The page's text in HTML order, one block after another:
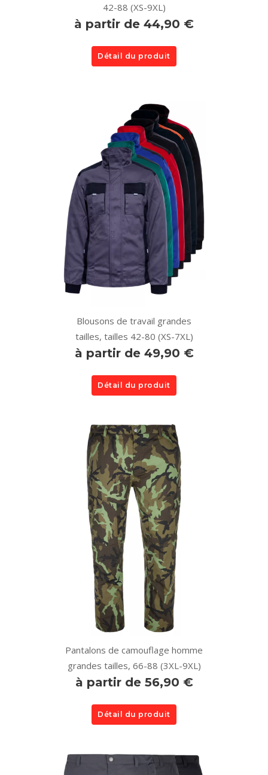
42-88 (XS-9XL)
à partir de 44,90 €
Détail du produit
Blousons de travail grandes
tailles, tailles 42-80 (XS-7XL)
à partir de 49,90 €
Détail du produit
Pantalons de camouflage homme
grandes tailles, 66-88 (3XL-9XL)
à partir de 56,90 €
Détail du produit